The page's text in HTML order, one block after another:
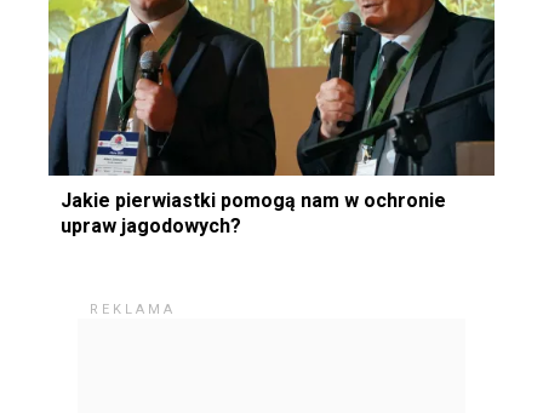
Jakie pierwiastki pomogą nam w ochronie
upraw jagodowych?